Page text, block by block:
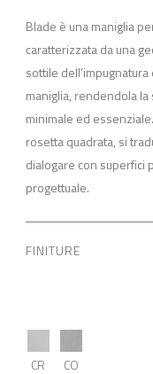
Blade è una maniglia
caratterizzata da una
sottile
maniglia, rendendola
minimale ed
rosetta quadrata, si
dialogare con superfici
progettuale.
FINITURE
CR CO